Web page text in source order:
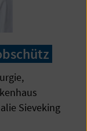
Sieveking